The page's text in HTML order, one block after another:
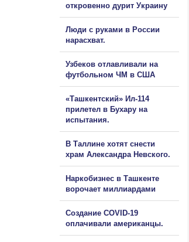
откровенно дурит Украину
Люди с руками в России
нарасхват.
Узбеков отлавливали на
футбольном ЧМ в США
«Ташкентский» Ил-114
прилетел в Бухару на
испытания.
В Таллине хотят снести
храм Александра Невского.
Наркобизнес в Ташкенте
ворочает миллиардами
Создание COVID-19
оплачивали американцы.